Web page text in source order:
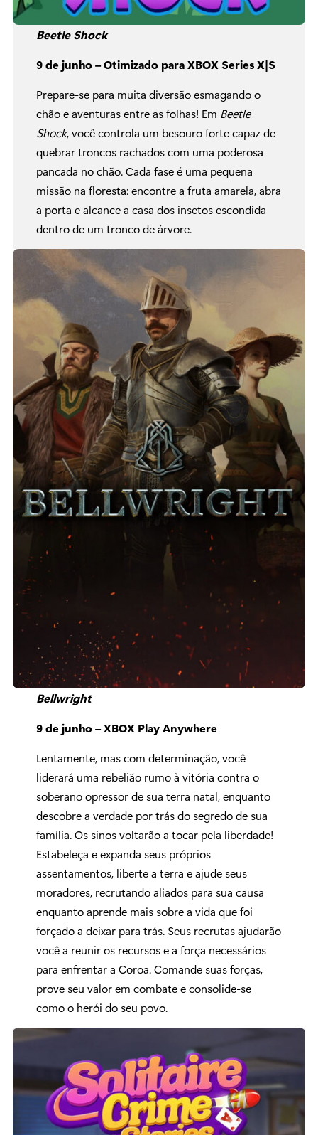
Beetle Shock
9 de junho – Otimizado para XBOX Series X|S
Prepare-se para muita diversão esmagando o
chão e aventuras entre as folhas! Em Beetle
Shock, você controla um besouro forte capaz de
quebrar troncos rachados com uma poderosa
pancada no chão. Cada fase é uma pequena
missão na floresta: encontre a fruta amarela, abra
a porta e alcance a casa dos insetos escondida
dentro de um tronco de árvore.
Bellwright
9 de junho – XBOX Play Anywhere
Lentamente, mas com determinação, você
liderará uma rebelião rumo à vitória contra o
soberano opressor de sua terra natal, enquanto
descobre a verdade por trás do segredo de sua
família. Os sinos voltarão a tocar pela liberdade!
Estabeleça e expanda seus próprios
assentamentos, liberte a terra e ajude seus
moradores, recrutando aliados para sua causa
enquanto aprende mais sobre a vida que foi
forçado a deixar para trás. Seus recrutas ajudarão
você a reunir os recursos e a força necessários
para enfrentar a Coroa. Comande suas forças,
prove seu valor em combate e consolide-se
como o herói do seu povo.